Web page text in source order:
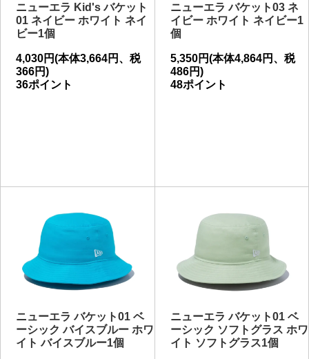
ニューエラ Kid's バケット
01 ネイビー ホワイト ネイ
ビー1個
4,030円(本体3,664円、税
366円)
36ポイント
ニューエラ バケット03 ネ
イビー ホワイト ネイビー1
個
5,350円(本体4,864円、税
486円)
48ポイント
ニューエラ バケット01 ベ
ーシック バイスブルー ホワ
イト バイスブルー1個
ニューエラ バケット01 ベ
ーシック ソフトグラス ホワ
イト ソフトグラス1個